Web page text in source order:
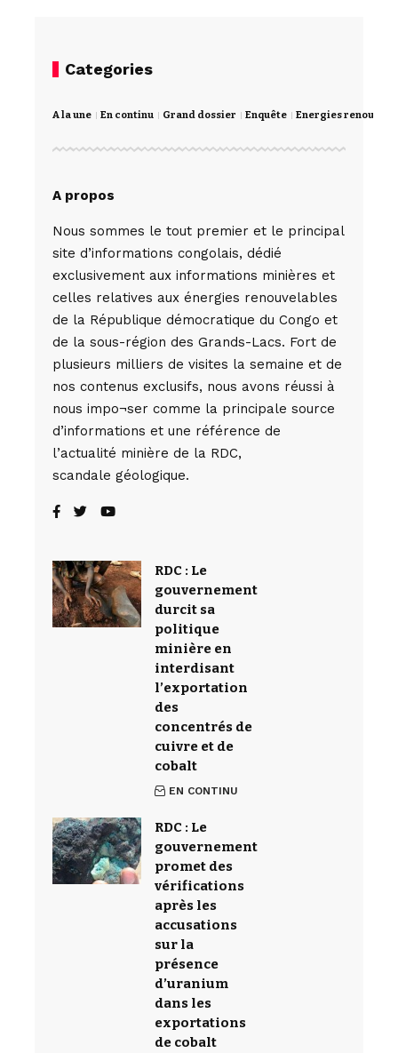
Categories
A la une En continu Grand dossier Enquête Energies
A propos
Nous sommes le tout premier et le principal
site d’informations congolais, dédié
exclusivement aux informations minières et
celles relatives aux énergies renouvelables
de la République démocratique du Congo et
de la sous-région des Grands-Lacs. Fort de
plusieurs milliers de visites la semaine et de
nos contenus exclusifs, nous avons réussi à
nous impo¬ser comme la principale source
d’informations et une référence de
l’actualité minière de la RDC,
scandale géologique.
RDC : Le
gouvernement
durcit sa
politique
minière en
interdisant
l’exportation
des
concentrés de
cuivre et de
cobalt
EN CONTINU
RDC : Le
gouvernement
promet des
vérifications
après les
accusations
sur la
présence
d’uranium
dans les
exportations
de cobalt